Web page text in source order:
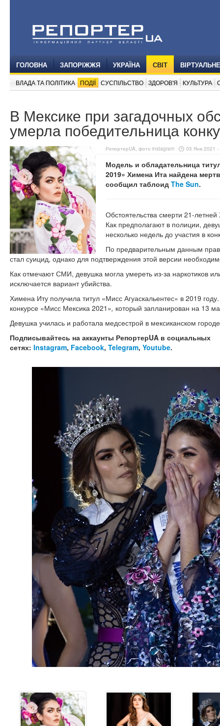
ГОЛОВНА ЗАПОРІЖЖЯ УКРАЇНА СВІТ
ВЛАДА ТА ПОЛІТИКА ПОДІЇ СУСПІЛЬСТВО ЗДОРОВ'Я КУЛЬТУРА
В Мексике при загадочных
умерла победительница
РепортерUA, фото instagram 05 Янв 2021 -
Модель и обладательница
2019» Химена Ита найдена
сообщил таблоид The Sun.
Обстоятельства смерти 21-
Как предполагают в полиции,
несколько недель до участия в
По предварительным данным
стал суицид, однако для подтверждения этой версии
Как отмечают СМИ, девушка могла умереть из-за наркотиков
исключается вариант убийства.
Химена Иту получила титул «Мисс Агуаскальентес» в 2019
конкурсе «Мисс Мексика 2021», который запланирован на 13
Девушка училась и работала медсестрой в мексиканском
Подписывайтесь на аккаунты РепортерUA в социальных
сетях: Instagram, Facebook, Telegram, Youtube.